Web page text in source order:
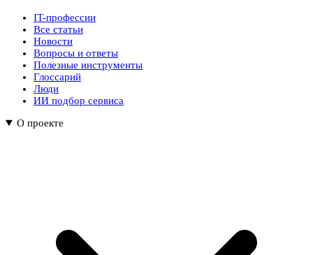
IT-профессии
Все статьи
Новости
Вопросы и ответы
Полезные инструменты
Глоссарий
Люди
ИИ подбор сервиса
О проекте